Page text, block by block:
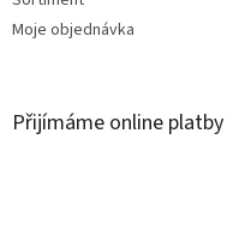
Moje objednávka
Přijímáme online platby